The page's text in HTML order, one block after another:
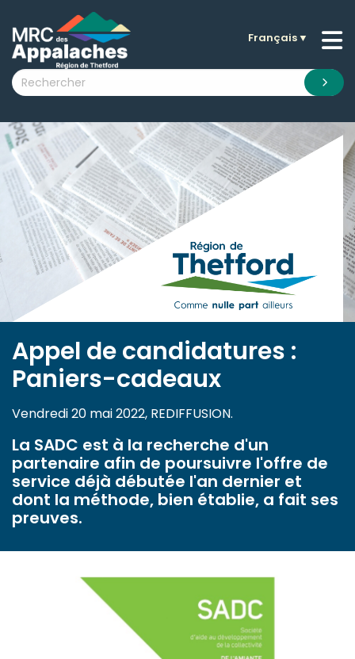
submenu (La MRC )
submenu (Citoyens )
submenu (Visiteurs )
submenu (Nouvelles )
submenu (Documentation )
Français▼
Appel de candidatures :
Paniers-cadeaux
Vendredi 20 mai 2022, REDIFFUSION.
La SADC est à la recherche d'un
partenaire afin de poursuivre l'offre de
service déjà débutée l'an dernier et
dont la méthode, bien établie, a fait ses
preuves.